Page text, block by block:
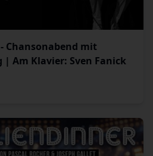
- Chansonabend mit
Am Klavier: Sven Fanick